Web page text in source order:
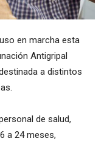
en marcha esta
Antigripal
a distintos
de salud,
a 24 meses,